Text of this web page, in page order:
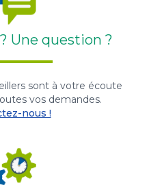
Une question ?
sont à votre écoute
vos demandes.
nous !